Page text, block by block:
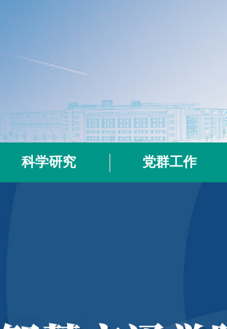
科学研究 党群工作